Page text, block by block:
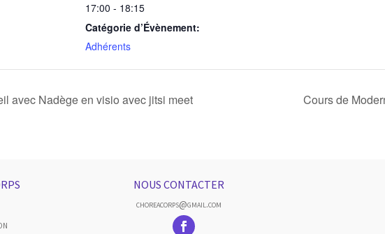
17:00 - 18:15
Catégorie d’Évènement:
Adhérents
avec Nadège en visio avec jitsi meet Cours de
NOUS CONTACTER
choreacorps@gmail.com